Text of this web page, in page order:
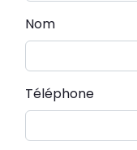
Nom
Téléphone